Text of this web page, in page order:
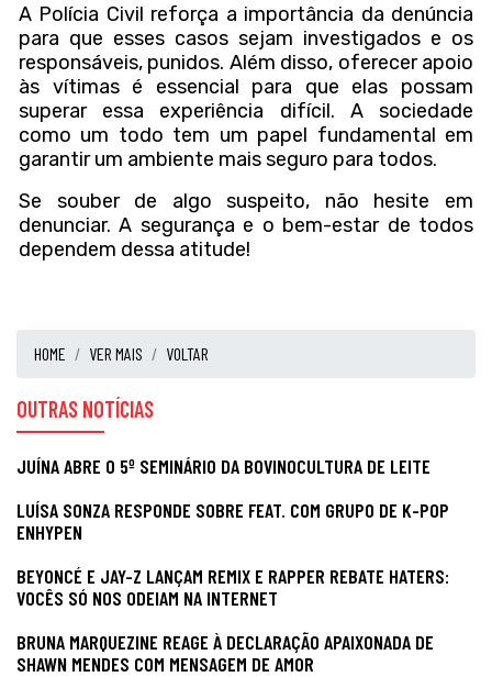
A Polícia Civil reforça a importância da denúncia
para que esses casos sejam investigados e os
responsáveis, punidos. Além disso, oferecer apoio
às vítimas é essencial para que elas possam
superar essa experiência difícil. A sociedade
como um todo tem um papel fundamental em
garantir um ambiente mais seguro para todos.
Se souber de algo suspeito, não hesite em
denunciar. A segurança e o bem-estar de todos
dependem dessa atitude!
HOME VER MAIS VOLTAR
OUTRAS NOTÍCIAS
JUÍNA ABRE O 5º SEMINÁRIO DA BOVINOCULTURA DE LEITE
LUÍSA SONZA RESPONDE SOBRE FEAT. COM GRUPO DE K-POP
ENHYPEN
BEYONCÉ E JAY-Z LANÇAM REMIX E RAPPER REBATE HATERS:
VOCÊS SÓ NOS ODEIAM NA INTERNET
BRUNA MARQUEZINE REAGE À DECLARAÇÃO APAIXONADA DE
SHAWN MENDES COM MENSAGEM DE AMOR